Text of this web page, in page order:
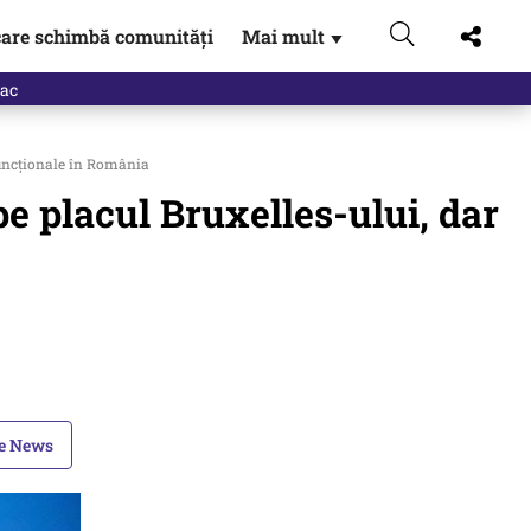
schimbă comunități Mai mult ▼
în România
placul Bruxelles-ului, dar
News